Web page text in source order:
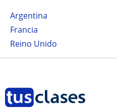
Argentina
Francia
Reino Unido